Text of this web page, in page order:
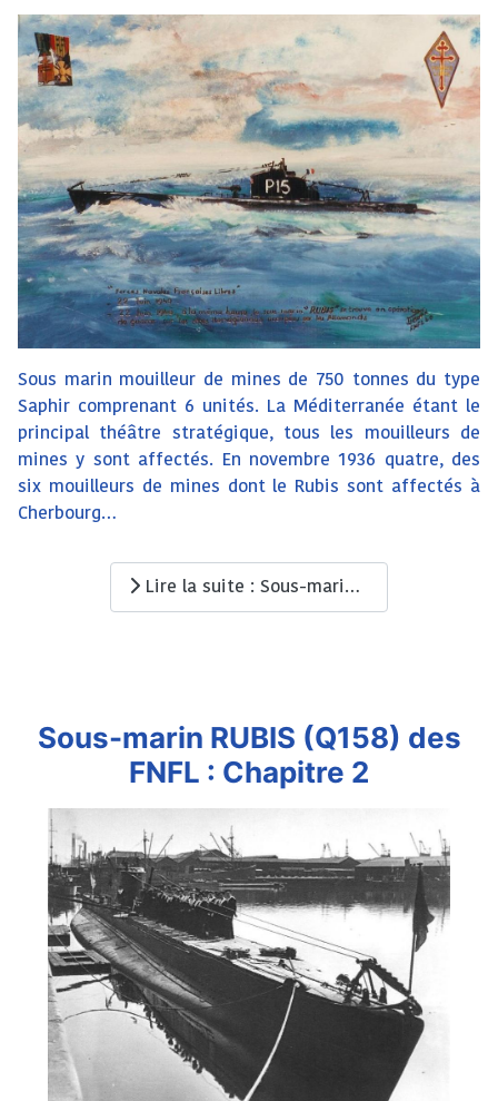
Sous marin mouilleur de mines de 750 tonnes du type
Saphir comprenant 6 unités. La Méditerranée étant le
principal théâtre stratégique, tous les mouilleurs de
mines y sont affectés. En novembre 1936 quatre, des
six mouilleurs de mines dont le Rubis sont affectés à
Cherbourg…
Lire la suite : Sous-marin RUBIS (Q158) des FNFL : Chapitre 1
Sous-marin RUBIS (Q158) des
FNFL : Chapitre 2